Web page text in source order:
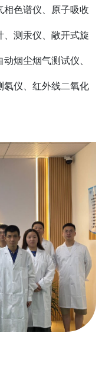
色谱仪、原子吸收
测汞仪、敞开式旋
烟尘烟气测试仪、
氡仪、红外线二氧化